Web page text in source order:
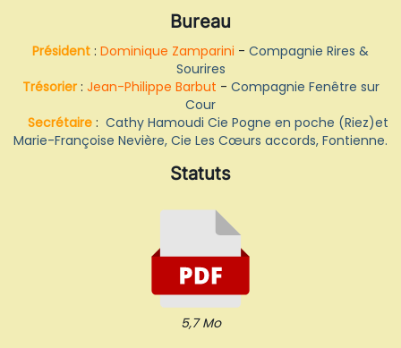
Bureau
Président : Dominique Zamparini - Compagnie Rires &
Sourires
Trésorier : Jean-Philippe Barbut - Compagnie Fenêtre sur
Cour
Secrétaire : Cathy Hamoudi Cie Pogne en poche (Riez)et
Marie-Françoise Nevière, Cie Les Cœurs accords, Fontienne.
Statuts
5,7 Mo